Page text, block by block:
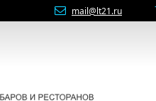
mail@lt21.ru